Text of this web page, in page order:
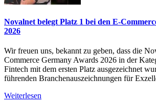
Novalnet belegt Platz 1 bei den E-
2026
Wir freuen uns, bekannt zu geben, dass die
Commerce Germany Awards 2026 in der
Fintech mit dem ersten Platz ausgezeichnet
führenden Branchenauszeichnungen für
Weiterlesen